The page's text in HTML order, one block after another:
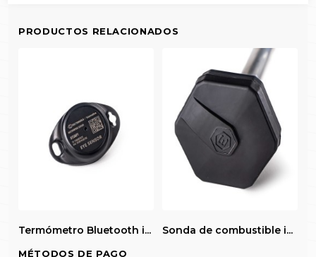
PRODUCTOS RELACIONADOS
Termómetro Bluetooth i... Sonda de combustible i...
MÉTODOS DE PAGO